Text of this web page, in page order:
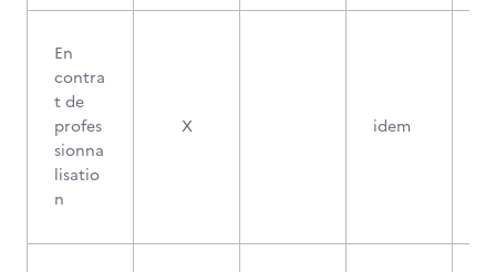
En
contra
t de
profes
sionna
lisatio
n
X idem